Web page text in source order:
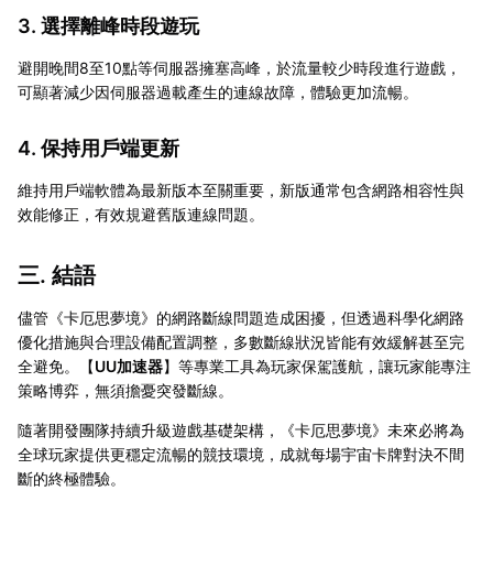
3. 選擇離峰時段遊玩
避開晚間8至10點等伺服器擁塞高峰，於流量較少時段進行遊戲，
可顯著減少因伺服器過載產生的連線故障，體驗更加流暢。
4. 保持用戶端更新
維持用戶端軟體為最新版本至關重要，新版通常包含網路相容性與
效能修正，有效規避舊版連線問題。
三. 結語
儘管《卡厄思夢境》的網路斷線問題造成困擾，但透過科學化網路
優化措施與合理設備配置調整，多數斷線狀況皆能有效緩解甚至完
全避免。【UU加速器】等專業工具為玩家保駕護航，讓玩家能專注
策略博弈，無須擔憂突發斷線。
隨著開發團隊持續升級遊戲基礎架構，《卡厄思夢境》未來必將為
全球玩家提供更穩定流暢的競技環境，成就每場宇宙卡牌對決不間
斷的終極體驗。